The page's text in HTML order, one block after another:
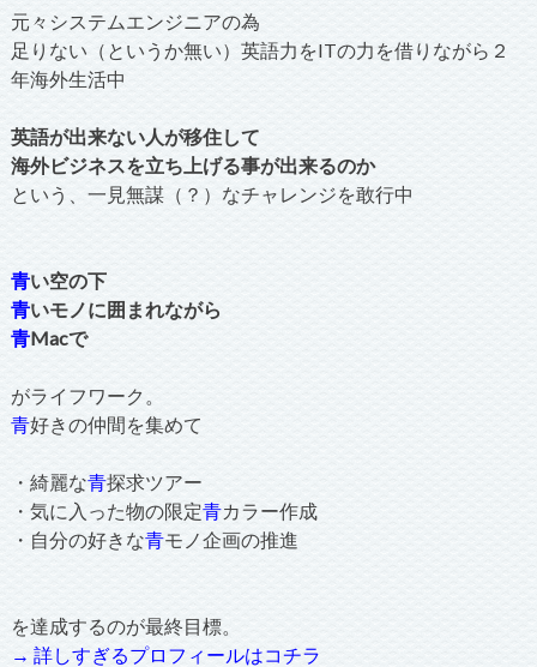
元々システムエンジニアの為
足りない（というか無い）英語力をITの力を借りながら２
年海外生活中
英語が出来ない人が移住して
海外ビジネスを立ち上げる事が出来るのか
という、一見無謀（？）なチャレンジを敢行中
青い空の下
青いモノに囲まれながら
青Macで
がライフワーク。
青好きの仲間を集めて
・綺麗な青探求ツアー
・気に入った物の限定青カラー作成
・自分の好きな青モノ企画の推進
を達成するのが最終目標。
→ 詳しすぎるプロフィールはコチラ